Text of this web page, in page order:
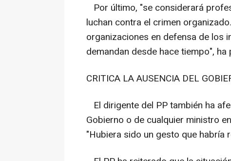
Por último, "se considerará
luchan contra el crimen
organizaciones en defensa de los
demandan desde hace tiempo", ha
CRITICA LA AUSENCIA DEL
El dirigente del PP también ha
Gobierno o de cualquier ministro
"Hubiera sido un gesto que habría